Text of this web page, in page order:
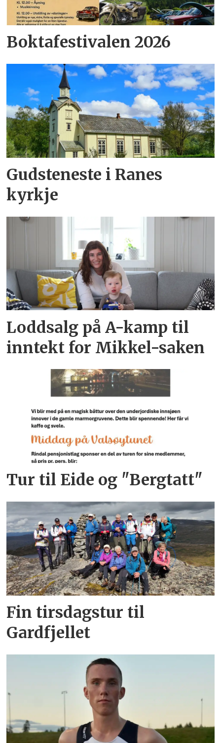
Boktafestivalen 2026
Gudsteneste i Ranes
kyrkje
Loddsalg på A-kamp til
inntekt for Mikkel-saken
Tur til Eide og "Bergtatt"
Fin tirsdagstur til
Gardfjellet